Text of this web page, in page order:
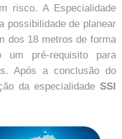
risco. A Especialidade
possibilidade de planear
dos 18 metros de forma
um pré-requisito para
Após a conclusão do
da especialidade SSI